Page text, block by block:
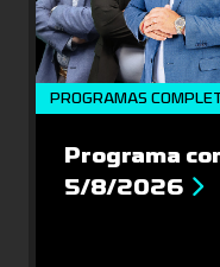
PROGRAMAS
Programa
5/8/2026